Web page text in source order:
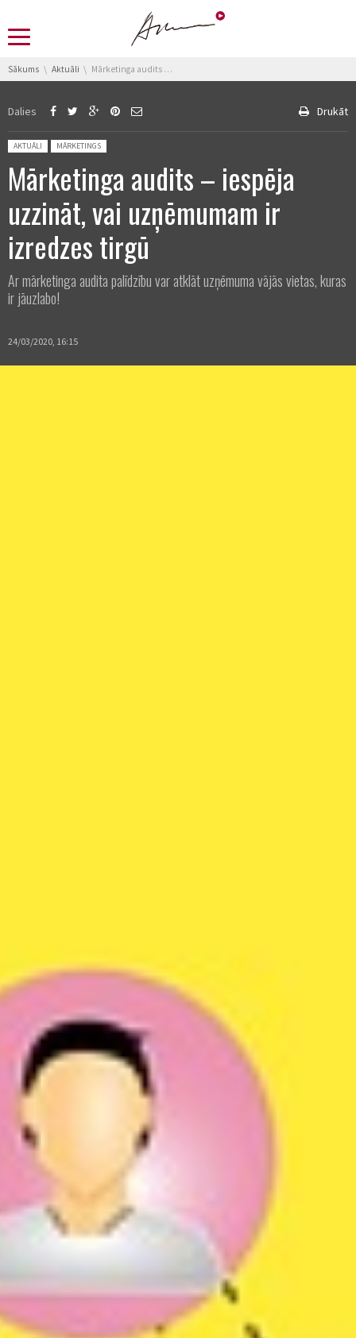
You are here:
Sākums Aktuāli Mārketinga audits – iespēja uzzināt, vai uzņēmumam ir izredzes tirgū
Dalies Drukāt
Posted in:
AKTUĀLI MĀRKETINGS
Mārketinga audits – iespēja
uzzināt, vai uzņēmumam ir
izredzes tirgū
Ar mārketinga audita palīdzību var atklāt uzņēmuma vājās vietas, kuras
ir jāuzlabo!
24/03/2020, 16:15